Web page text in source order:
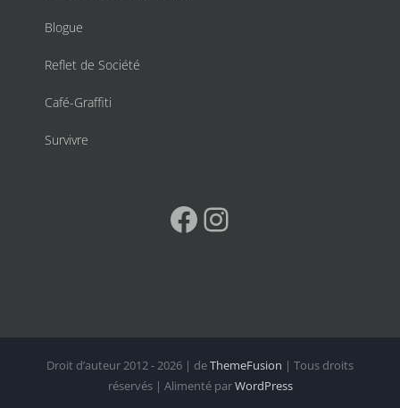
Blogue
Reflet de Société
Café-Graffiti
Survivre
Facebook
Droit d’auteur 2012 - 2026 | deThemeFusion | Tous droits
réservés | Alimenté parWordPress